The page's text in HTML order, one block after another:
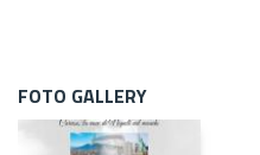
FOTO GALLERY